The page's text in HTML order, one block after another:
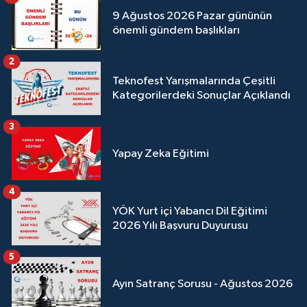
9 Ağustos 2026 Pazar gününün
önemli gündem başlıkları
Teknofest Yarışmalarında Çeşitli
Kategorilerdeki Sonuçlar Açıklandı
2
Yapay Zeka Eğitimi
3
YÖK Yurt içi Yabancı Dil Eğitimi
2026 Yılı Başvuru Duyurusu
4
Ayın Satranç Sorusu - Ağustos 2026
5